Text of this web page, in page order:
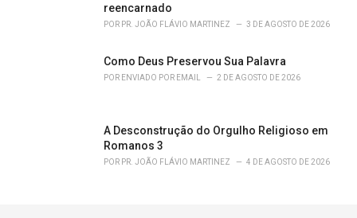
reencarnado
POR PR. JOÃO FLÁVIO MARTINEZ 3 DE AGOSTO DE 2026
Como Deus Preservou Sua Palavra
POR ENVIADO POR EMAIL 2 DE AGOSTO DE 2026
A Desconstrução do Orgulho Religioso em
Romanos 3
POR PR. JOÃO FLÁVIO MARTINEZ 4 DE AGOSTO DE 2026